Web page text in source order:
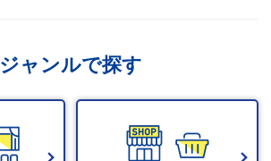
ジャンルで探す